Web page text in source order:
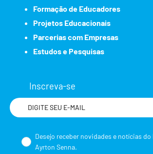
Formação de Educadores
Projetos Educacionais
Parcerias com Empresas
Estudos e Pesquisas
Inscreva-se
Nome
Desejo receber novidades e notícias
Ayrton Senna.